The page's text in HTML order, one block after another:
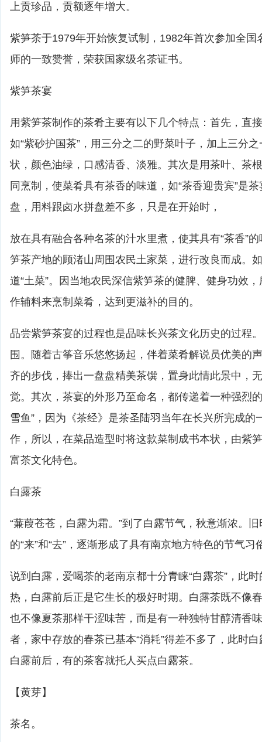
上贡珍品，贡额逐年增大。
紫笋茶于1979年开始恢复试制，1982年首次参加全国
师的一致赞誉，荣获国家级名茶证书。
紫笋茶宴
用紫笋茶制作的茶肴主要有以下几个特点：首先，直
如“紫砂护国茶”，用三分之二的野菜叶子，加上三分
状，颜色油绿，口感清香、淡雅。其次是用茶叶、茶
同烹制，使菜肴具有茶香的味道，如“茶香迎贵宾”是
盘，用料跟卤水拼盘差不多，只是在开始时，
放在具有融合各种名茶的汁水里煮，使其具有“茶香”
笋茶产地的顾渚山周围农民土家菜，进行改良而成。
道“土菜”。因当地农民深信紫笋茶的健脾、健身功效
作辅料来烹制菜肴，达到更滋补的目的。
品尝紫笋茶宴的过程也是品味长兴茶文化历史的过程
围。随着古筝音乐悠悠扬起，伴着菜肴解说员优美的
齐的步伐，捧出一盘盘精美茶馔，置身此情此景中，
觉。其次，茶宴的外形乃至命名，都传递着一种强烈
雪鱼”，因为《茶经》是茶圣陆羽当年在长兴所完成的
作，所以，在菜品造型时将这款菜制成书本状，由紫
富茶文化特色。
白露茶
“蒹葭苍苍，白露为霜。”到了白露节气，秋意渐浓。
的“来”和“去”，逐渐形成了具有南京地方特色的节气习
说到白露，爱喝茶的老南京都十分青睐“白露茶”，此
热，白露前后正是它生长的极好时期。白露茶既不像
也不像夏茶那样干涩味苦，而是有一种独特甘醇清香
者，家中存放的春茶已基本“消耗”得差不多了，此时
白露前后，有的茶客就托人买点白露茶。
【黄芽】
茶名。